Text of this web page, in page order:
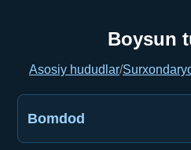
Boysun
Asosiy hududlar/
Bomdod